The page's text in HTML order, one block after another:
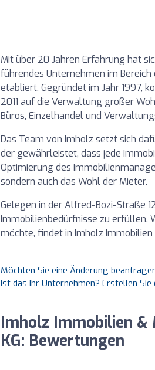
Mit über 20 Jahren Erfahrung hat
führendes Unternehmen im
etabliert. Gegründet im Jahr 1997,
2011 auf die Verwaltung großer
Büros, Einzelhandel und
Das Team von Imholz setzt sich
der gewährleistet, dass jede
Optimierung des
sondern auch das Wohl der Mieter.
Gelegen in der Alfred-Bozi-Straße
Immobilienbedürfnisse zu erfüllen.
möchte, findet in Imholz Immobilien
Möchten Sie eine Änderung
Ist das Ihr Unternehmen? Erstellen
Imholz Immobilien &
KG: Bewertungen